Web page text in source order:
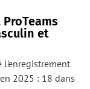
et
l'enregistrement
2025 : 18 dans